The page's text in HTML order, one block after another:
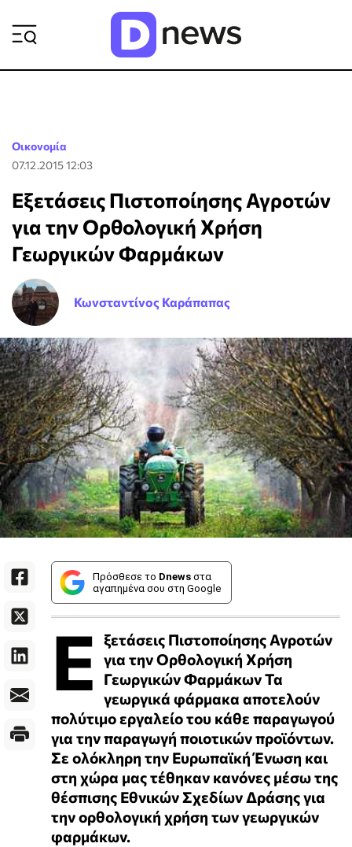
Οικονομία
07.12.2015 12:03
Εξετάσεις Πιστοποίησης Αγροτών
για την Ορθολογική Χρήση
Γεωργικών Φαρμάκων
Κωνσταντίνος Καράπαπας
Πρόσθεσε το Dnews στα
αγαπημένα σου στη Google
Ε ξετάσεις Πιστοποίησης Αγροτών
για την Ορθολογική Χρήση
Γεωργικών Φαρμάκων Τα
γεωργικά φάρμακα αποτελούν
πολύτιμο εργαλείο του κάθε παραγωγού
για την παραγωγή ποιοτικών προϊόντων.
Σε ολόκληρη την Ευρωπαϊκή Ένωση και
στη χώρα μας τέθηκαν κανόνες μέσω της
θέσπισης Εθνικών Σχεδίων Δράσης για
την ορθολογική χρήση των γεωργικών
φαρμάκων.